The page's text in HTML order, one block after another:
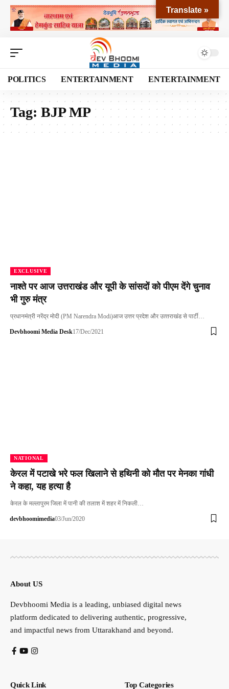
POLITICS ENTERTAINMENT ENTERTAINMENT
Tag: BJP MP
EXCLUSIVE
नाश्ते पर आज उत्तराखंड और यूपी के सांसदों को पीएम देंगे चुनाव
भी गुरु मंत्र
प्रधानमंत्री नरेंद्र मोदी (PM Narendra Modi)आज उत्तर प्रदेश और उत्‍तराखंड से पार्टी…
Devbhoomi Media Desk17/Dec/2021
NATIONAL
केरल में पटाखे भरे फल खिलाने से हथिनी को मौत पर मेनका गांधी
ने कहा, यह हत्या है
केरल के मल्लापुरम जिला में पानी की तलाश में शहर में निकली…
devbhoomimedia03/Jun/2020
About US
Devbhoomi Media is a leading, unbiased digital news
platform dedicated to delivering authentic, progressive,
and impactful news from Uttarakhand and beyond.
Quick Link Top Categories
Translate »